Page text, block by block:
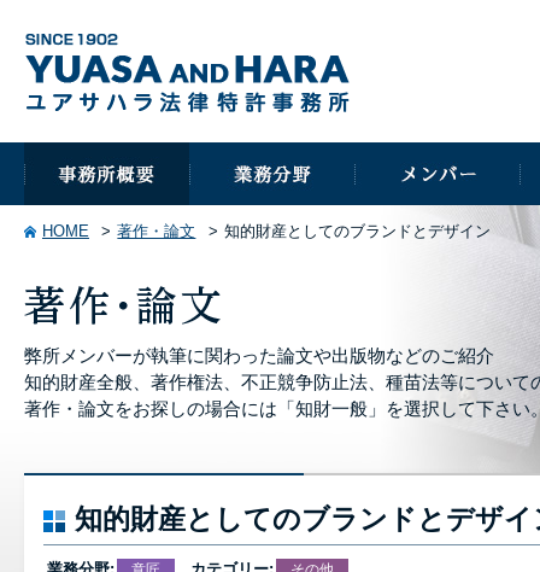
HOME 著作・論文 知的財産としてのブランドとデザイン
弊所メンバーが執筆に関わった論文や出版物などのご紹介
知的財産全般、著作権法、不正競争防止法、種苗法等について
著作・論文をお探しの場合には「知財一般」を選択して下さい
知的財産としてのブランドとデザイ